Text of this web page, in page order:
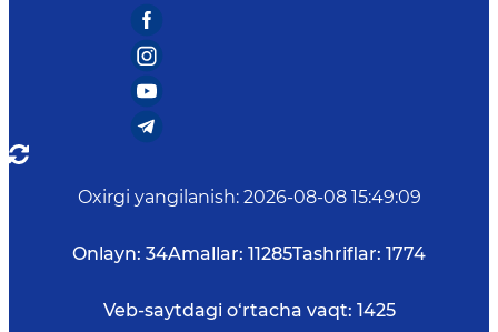
Oxirgi yangilanish: 2026-08-08 15:49:09
Onlayn: 34Amallar: 11285Tashriflar: 1774
Veb-saytdagi o‘rtacha vaqt: 1425